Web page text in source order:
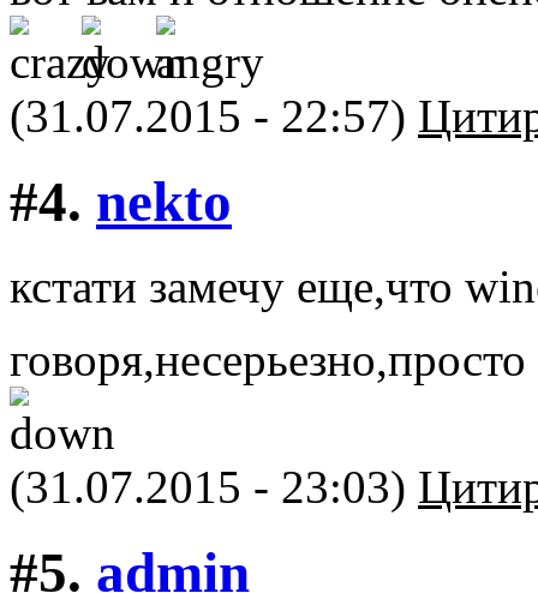
(31.07.2015 - 22:57)
#4. nekto
кстати замечу еще,что
говоря,несерьезно,просто
(31.07.2015 - 23:03)
#5. admin